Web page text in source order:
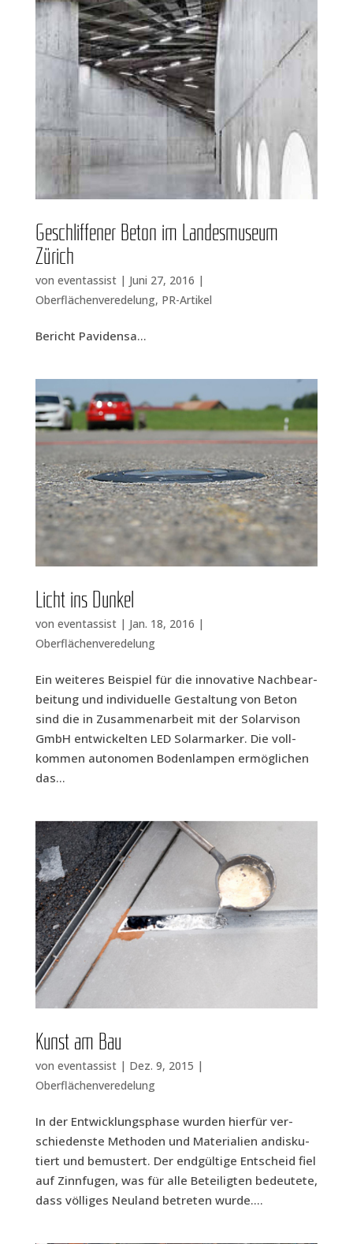
Geschlif­fe­ner Beton im Lan­des­mu­se­um
Zürich
von eventassist| Juni 27, 2016 |
Oberflächenveredelung, PR-Artikel
Bericht Pavi­den­sa...
Licht ins Dunkel
von eventassist| Jan. 18, 2016 |
Oberflächenveredelung
Ein wei­te­res Bei­spiel für die inno­va­ti­ve Nach­be­ar­
bei­tung und indi­vi­du­el­le Gestal­tung von Beton
sind die in Zusam­men­ar­beit mit der Solar­vi­son
GmbH ent­wi­ckel­ten LED Solar­mar­ker. Die voll­
kom­men auto­no­men Boden­lam­pen ermög­li­chen
das...
Kunst am Bau
von eventassist| Dez. 9, 2015 |
Oberflächenveredelung
In der Ent­wick­lungs­pha­se wur­den hier­für ver­
schie­dens­te Metho­den und Mate­ria­li­en andis­ku­
tiert und bemus­tert. Der end­gül­ti­ge Ent­scheid fiel
auf Zinn­fu­gen, was für alle Betei­lig­ten bedeu­te­te,
dass völ­li­ges Neu­land betre­ten wurde....